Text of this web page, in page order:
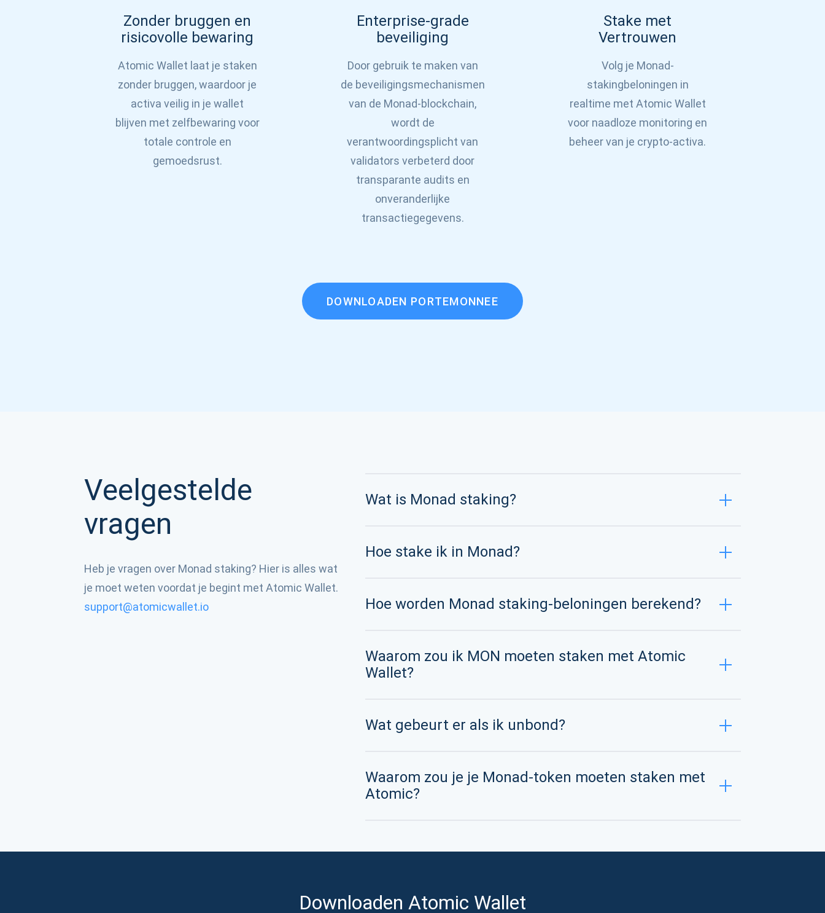
Zonder bruggen en
risicovolle bewaring
Atomic Wallet laat je staken
zonder bruggen, waardoor je
activa veilig in je wallet
blijven met zelfbewaring voor
totale controle en
gemoedsrust.
Enterprise-grade
beveiliging
Door gebruik te maken van
de beveiligingsmechanismen
van de Monad-blockchain,
wordt de
verantwoordingsplicht van
validators verbeterd door
transparante audits en
onveranderlijke
transactiegegevens.
Stake met
Vertrouwen
Volg je Monad-
stakingbeloningen in
realtime met Atomic Wallet
voor naadloze monitoring en
beheer van je crypto-activa.
DOWNLOADEN PORTEMONNEE
Veelgestelde
vragen
Heb je vragen over Monad staking? Hier is alles wat
je moet weten voordat je begint met Atomic Wallet.
support@atomicwallet.io
Wat is Monad staking?
Hoe stake ik in Monad?
Hoe worden Monad staking-beloningen berekend?
Waarom zou ik MON moeten staken met Atomic
Wallet?
Wat gebeurt er als ik unbond?
Waarom zou je je Monad-token moeten staken met
Atomic?
Downloaden Atomic Wallet
Atomic
ABONNEREN
support@atomicwallet.io
Ontvang als eerste de nieuwste projectupdates en cryptogidsen